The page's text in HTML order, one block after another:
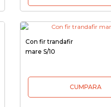
Con fir trandafir
mare S/10
CUMPARA